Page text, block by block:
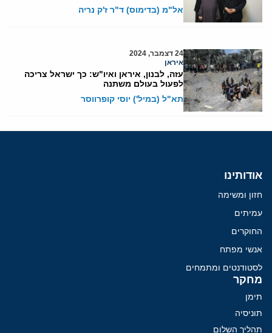
אל"מ (בדימוס) ד"ר ז'ק נריה
24 דצמבר, 2024
איראן
עזה, לבנון, איראן ואיו"ש: כך ישראל צריכה
לפעול בעולם משתנה
תא"ל (במיל') יוסי קופרווסר
אודותינו
חזון ומשימה
עמיתים
החוקרים
אנשי מפתח
לסטודנטים ומתמחים
מחקר
תימן
תוניסיה
תהליך השלום